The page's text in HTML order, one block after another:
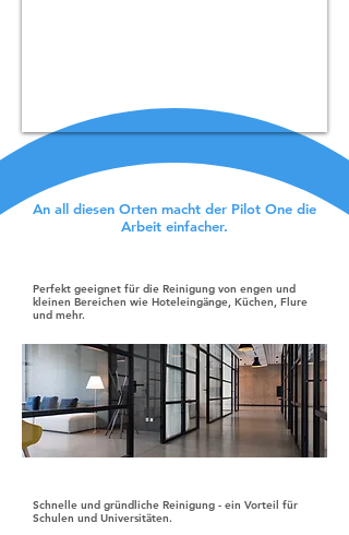
An all diesen Orten macht der Pilot One die
Arbeit einfacher.
Perfekt geeignet für die Reinigung von engen und
kleinen Bereichen wie Hoteleingänge, Küchen, Flure
und mehr.
Schnelle und gründliche Reinigung - ein Vorteil für
Schulen und Universitäten.